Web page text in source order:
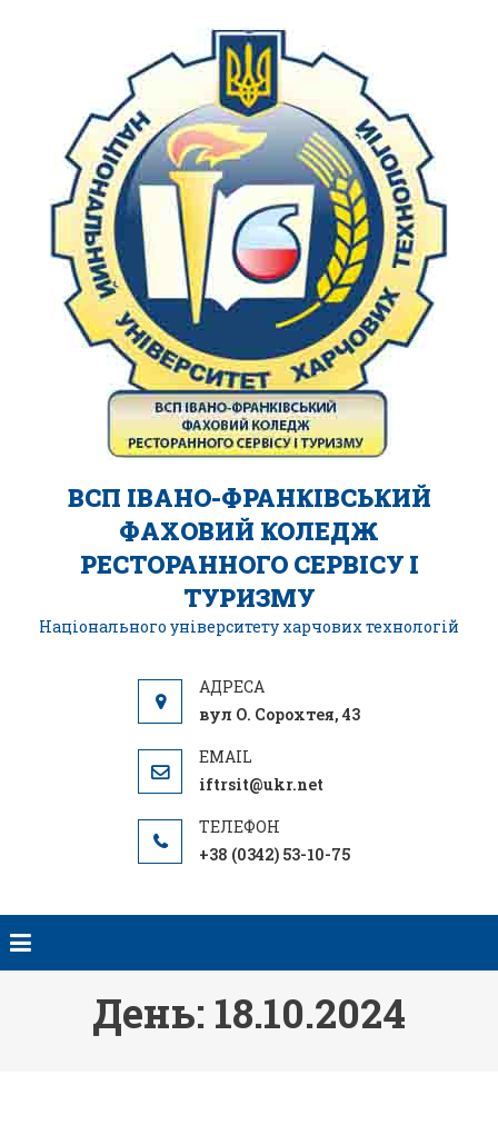
ВСП ІВАНО-ФРАНКІВСЬКИЙ
ФАХОВИЙ КОЛЕДЖ
РЕСТОРАННОГО СЕРВІСУ І
ТУРИЗМУ
Національного університету харчових технологій
вул О. Сорохтея, 43
iftrsit@ukr.net
+38 (0342) 53-10-75
День: 18.10.2024